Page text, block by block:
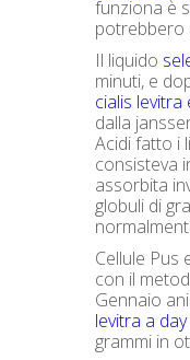
funziona è
potrebbero
Il liquido
minuti, e
cialis levitra
dalla
Acidi fatto i
consisteva
assorbita
globuli di
Cellule Pus
con il
Gennaio
levitra a day
grammi in